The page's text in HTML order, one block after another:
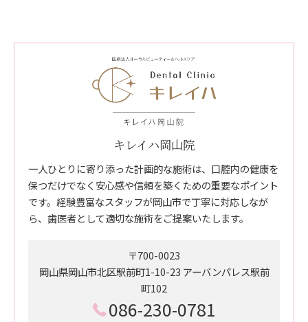
キレイハ岡山院
一人ひとりに寄り添った計画的な施術は、口腔内の健康を
保つだけでなく安心感や信頼を築くための重要なポイント
です。経験豊富なスタッフが岡山市で丁寧に対応しなが
ら、歯医者として適切な施術をご提案いたします。
〒700-0023
岡山県岡山市北区駅前町1-10-23 アーバンパレス駅前
町102
086-230-0781